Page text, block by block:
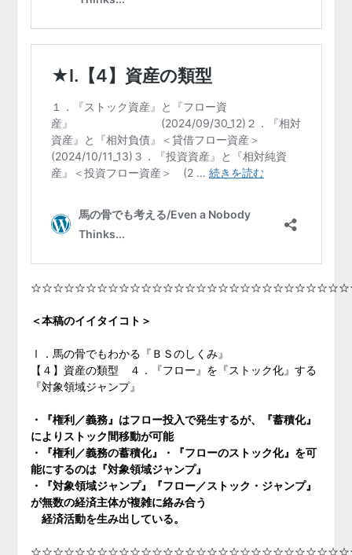
＜本稿のイイタイコト＞
Ⅰ．馬の骨でもわかる『ＢＳのしくみ』
【４】資産の類型 ４．『フロー』を『ストック化』する
『対象領域ジャンプ』
・『権利／義務』はフロー投入で発生するが、『蓄積化』
によりストック間移動が可能
・『権利／義務の蓄積化』・『フローのストック化』を可
能にするのは『対象領域ジャンプ』
・『対象領域ジャンプ』『フロー／ストック・ジャンプ』
が無数の経済主体が複雑に絡み合う
経済活動を生み出している。